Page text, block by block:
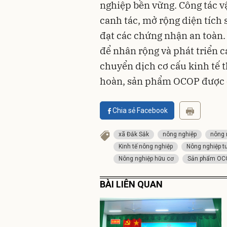
nghiệp bền vững. Công tác
canh tác, mở rộng diện tích
đạt các chứng nhận an
để nhân rộng và phát triển
chuyển dịch cơ cấu kinh tế
hoàn, sản phẩm OCOP
Chia sẻ Facebook
xã Đắk Sắk nông nghiệp
nông
Kinh tế nông nghiệp
Nông nghiệp
Nông nghiệp hữu cơ
Sản phẩm
BÀI LIÊN QUAN